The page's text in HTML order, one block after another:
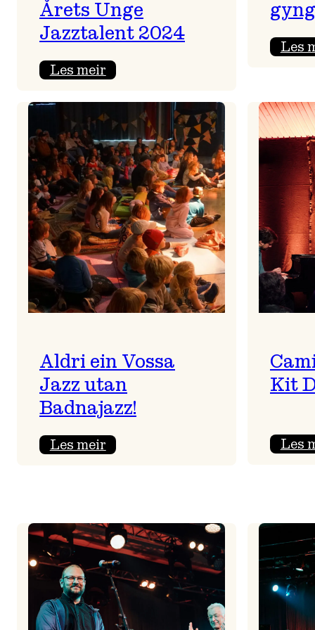
Årets Unge
Jazztalent 2024
Les meir:
Moshagen
Lightning
Trio
–
Årets
Unge
Jazztalent
2024
Les
Aldri ein Vossa
Jazz utan
Badnajazz!
Les meir:
Jazz
utan
Badnajazz!
Kit
Les